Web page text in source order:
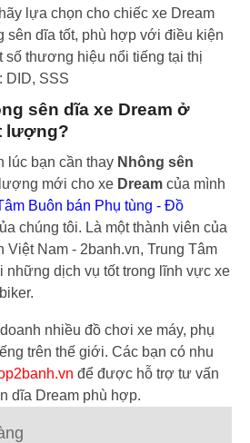
lựa chọn cho chiếc xe Dream
sên dĩa tốt, phù hợp với điều kiện
số thương hiệu nổi tiếng tại thị
DID, SSS
sên dĩa xe Dream ở
lượng?
lúc bạn cần thay Nhông sên
mới cho xe Dream của mình
Buôn bán Phụ tùng - Đồ
chúng tôi. Là một thành viên của
Việt Nam - 2banh.vn, Trung Tâm
những dịch vụ tốt trong lĩnh vực xe
nhiều đồ chơi xe máy, phụ
trên thế giới. Các bạn có nhu
để được hỗ trợ tư vấn
dĩa Dream phù hợp.